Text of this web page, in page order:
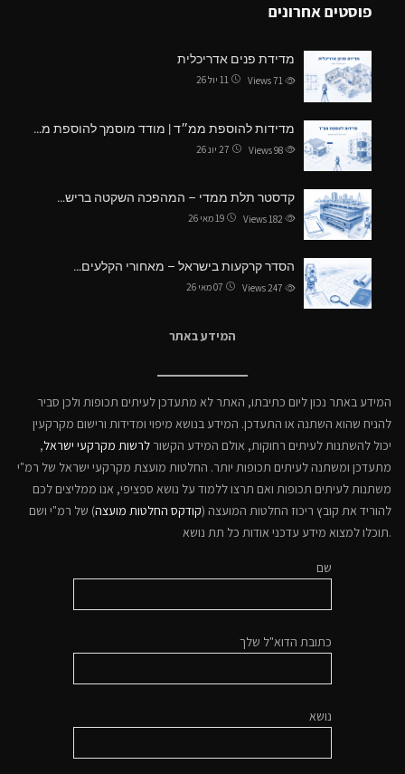
פוסטים אחרונים
מדידת פנים אדריכלית
11 יול 26 Views
מדידות להוספת ממ״ד | מודד מוסמך להוספת מ…
27 יונ 26 Views
קדסטר תלת ממדי – המהפכה השקטה בריש…
19 מאי 26 Views
הסדר קרקעות בישראל – מאחורי הקלעים…
07 מאי 26 Views
המידע באתר
המידע באתר נכון ליום כתיבתו, האתר לא מתעדכן לעיתים תכופות ולכן סביר
להניח שהוא השתנה או התעדכן. המידע בנושא מיפוי ומדידות ורישום מקרקעין
יכול להשתנות לעיתים רחוקות, אולם המידע הקשור לרשות מקרקעי ישראל,
מתעדכן ומשתנה לעיתים תכופות יותר. החלטות מועצת מקרקעי ישראל של רמ"י
משתנות לעיתים תכופות ואם תרצו ללמוד על נושא ספציפי, אנו ממליצים לכם
להוריד את קובץ ריכוז החלטות המועצה (קודקס החלטות מועצה) של רמ"י ושם
תוכלו למצוא מידע עדכני אודות כל תת נושא.
שם
כתובת הדוא"ל שלך
נושא